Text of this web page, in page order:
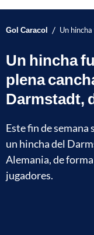
Gol Caracol / Un
Un hincha
plena
Darmstadt,
Este fin de
un hincha del
Alemania, de
jugadores.